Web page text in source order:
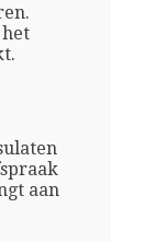
aan